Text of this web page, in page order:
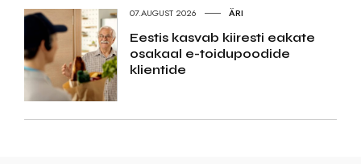
07.AUGUST 2026 ÄRI
Eestis kasvab kiiresti eakate
osakaal e-toidupoodide
klientide